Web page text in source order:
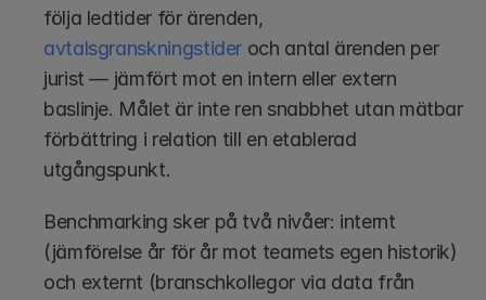
följa ledtider för ärenden,
avtalsgranskningstider och antal ärenden per
jurist — jämfört mot en intern eller extern
baslinje. Målet är inte ren snabbhet utan mätbar
förbättring i relation till en etablerad
utgångspunkt.
Benchmarking sker på två nivåer: internt
(jämförelse år för år mot teamets egen historik)
och externt (branschkollegor via data från